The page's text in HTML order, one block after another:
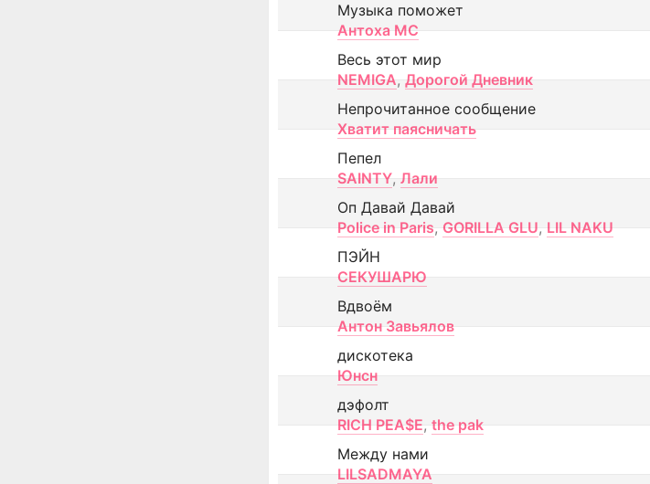
Музыка поможет
Антоха МС
Весь этот мир
NEMIGA, Дорогой Дневник
Непрочитанное сообщение
Хватит паясничать
Пепел
SAINTY, Лали
Оп Давай Давай
Police in Paris, GORILLA GLU, LIL NAKU
ПЭЙН
СЕКУШАРЮ
Вдвоём
Антон Завьялов
дискотека
Юнсн
дэфолт
RICH PEA$E, the pak
Между нами
LILSADMAYA